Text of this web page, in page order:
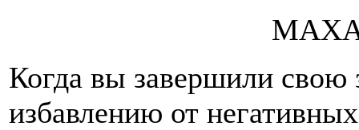
Когда вы завершили
избавлению от